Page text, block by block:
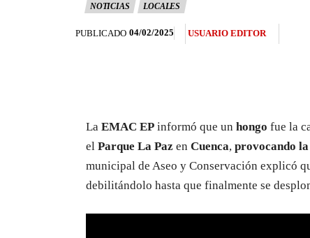
NOTICIAS LOCALES
PUBLICADO 04/02/2025 USUARIO EDITOR
La EMAC EP informó que un hongo fue la
el Parque La Paz en Cuenca, provocando la
municipal de Aseo y Conservación explicó
debilitándolo hasta que finalmente se